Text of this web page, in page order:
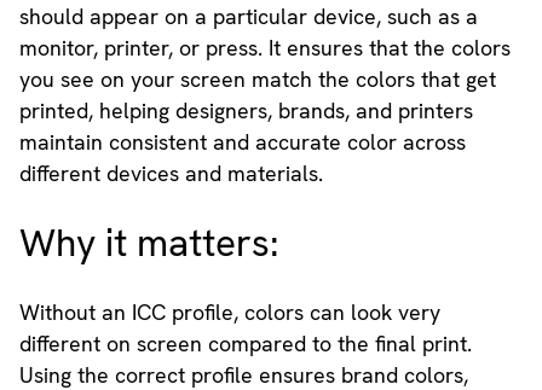
should appear on a particular device, such as a
monitor, printer, or press. It ensures that the colors
you see on your screen match the colors that get
printed, helping designers, brands, and printers
maintain consistent and accurate color across
different devices and materials.
Why it matters:
Without an ICC profile, colors can look very
different on screen compared to the final print.
Using the correct profile ensures brand colors,